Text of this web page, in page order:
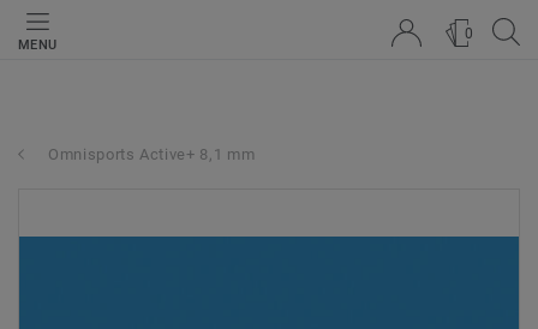
MENU
0
Omnisports Active+ 8,1 mm